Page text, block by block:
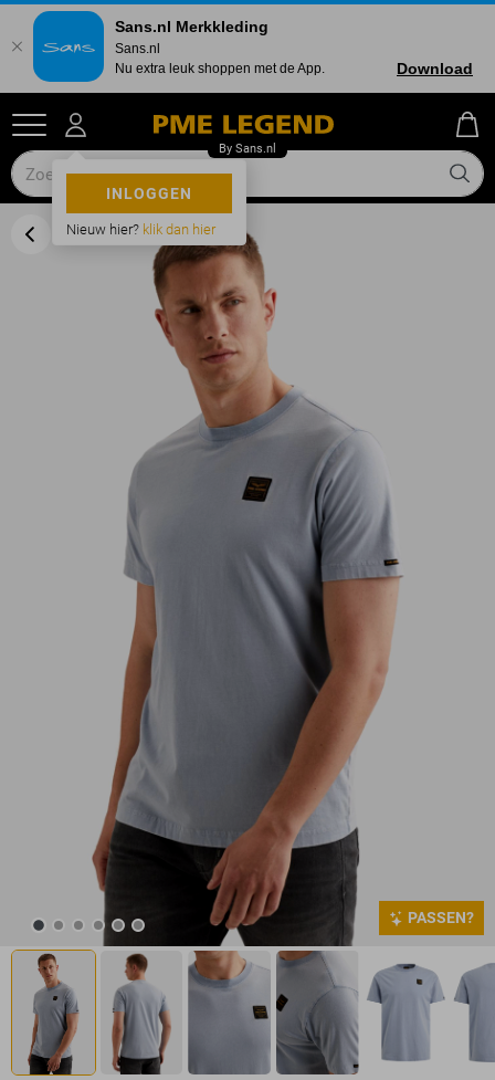
INLOGGEN
Nieuw hier? klik dan hier
PASSEN?
Sans.nl Merkkleding
Sans.nl
Nu extra leuk shoppen met de App.
Download